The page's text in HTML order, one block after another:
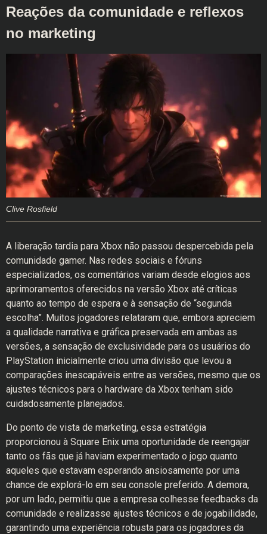
Reações da comunidade e reflexos
no marketing
Clive Rosfield
A liberação tardia para Xbox não passou despercebida pela
comunidade gamer. Nas redes sociais e fóruns
especializados, os comentários variam desde elogios aos
aprimoramentos oferecidos na versão Xbox até críticas
quanto ao tempo de espera e à sensação de “segunda
escolha”. Muitos jogadores relataram que, embora apreciem
a qualidade narrativa e gráfica preservada em ambas as
versões, a sensação de exclusividade para os usuários do
PlayStation inicialmente criou uma divisão que levou a
comparações inescapáveis entre as versões, mesmo que os
ajustes técnicos para o hardware da Xbox tenham sido
cuidadosamente planejados.
Do ponto de vista de marketing, essa estratégia
proporcionou à Square Enix uma oportunidade de reengajar
tanto os fãs que já haviam experimentado o jogo quanto
aqueles que estavam esperando ansiosamente por uma
chance de explorá-lo em seu console preferido. A demora,
por um lado, permitiu que a empresa colhesse feedbacks da
comunidade e realizasse ajustes técnicos e de jogabilidade,
garantindo uma experiência robusta para os jogadores da